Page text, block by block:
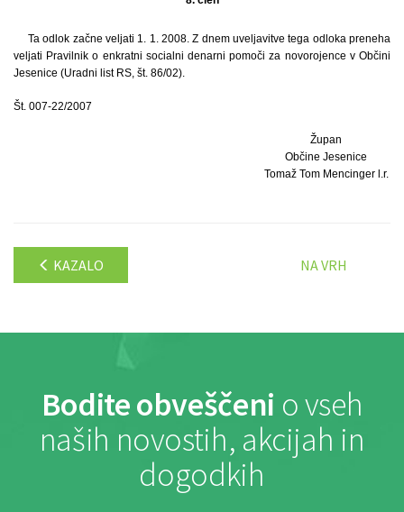
Ta odlok začne veljati 1. 1. 2008. Z dnem uveljavitve tega odloka preneha
veljati Pravilnik o enkratni socialni denarni pomoči za novorojence v Občini
Jesenice (Uradni list RS, št. 86/02).
Št. 007-22/2007
Župan
Občine Jesenice
Tomaž Tom Mencinger l.r.
KAZALO NA VRH
Bodite obveščeni o vseh
naših novostih, akcijah in
dogodkih